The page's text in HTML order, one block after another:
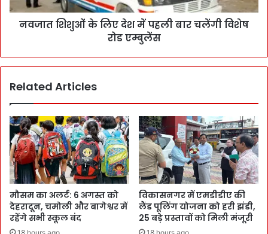
नवजात शिशुओं के लिए देश में पहली बार चलेंगी विशेष
रोड एम्बुलेंस
Related Articles
मौसम का अलर्ट: 6 अगस्त को
देहरादून, चमोली और बागेश्वर में
रहेंगे सभी स्कूल बंद
विकासनगर में एमडीडीए की
लैंड पूलिंग योजना को हरी झंडी,
25 बड़े प्रस्तावों को मिली मंजूरी